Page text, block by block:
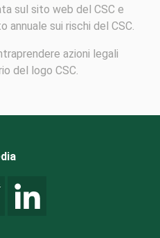
sul sito web del CSC e
annuale sui rischi del CSC.
azioni legali
del logo CSC.